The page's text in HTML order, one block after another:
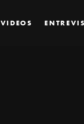
VIDEOS